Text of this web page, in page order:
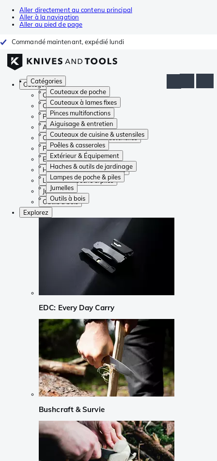
Aller directement au contenu principal
Aller à la navigation
Aller au pied de page
Commandé maintenant, expédié lundi
Catégories
Couteaux de poche
Couteaux à lames fixes
Pinces multifonctions
Aiguisage & entretien
Couteaux de cuisine & ustensiles
Poêles & casseroles
Extérieur & Équipement
Haches & outils de jardinage
Lampes de poche & piles
Jumelles
Outils à bois
Catégories
Couteaux de poche
Couteaux à lames fixes
Pinces multifonctions
Aiguisage & entretien
Couteaux de cuisine & ustensiles
Poêles & casseroles
Extérieur & Équipement
Haches & outils de jardinage
Lampes de poche & piles
Jumelles
Outils à bois
Explorez
EDC: Every Day Carry
Bushcraft & Survie